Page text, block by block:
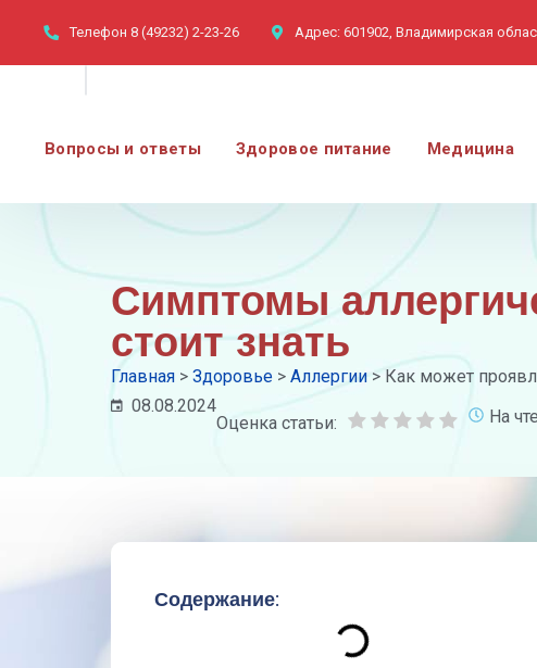
Телефон 8 (49232) 2-23-26 Адрес: 601902, Владимирская
Вопросы и ответы Здоровое питание Медицина
Симптомы
стоит знать
Главная > Здоровье > Аллергии > Как может
08.08.2024
Оценка статьи:
На
Содержание: